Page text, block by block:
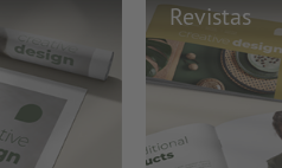
Revistas